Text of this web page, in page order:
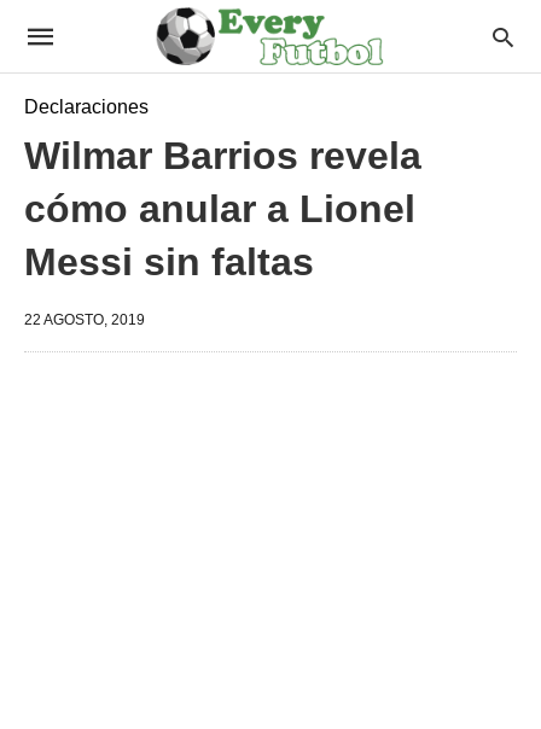
Declaraciones
Wilmar Barrios revela
cómo anular a Lionel
Messi sin faltas
22 AGOSTO, 2019